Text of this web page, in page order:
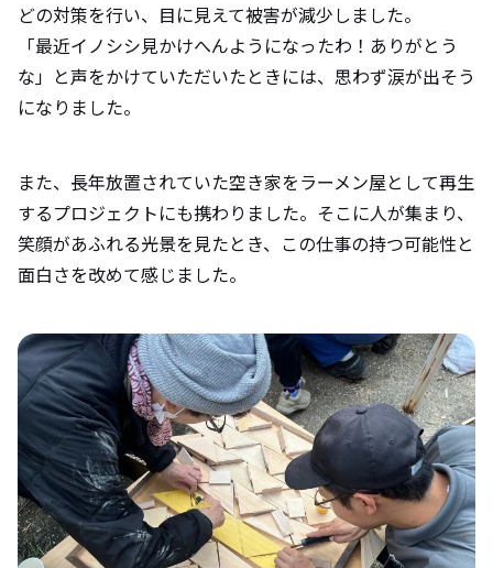
どの対策を行い、目に見えて被害が減少しました。
「最近イノシシ見かけへんようになったわ！ありがとう
な」と声をかけていただいたときには、思わず涙が出そう
になりました。
また、長年放置されていた空き家をラーメン屋として再生
するプロジェクトにも携わりました。そこに人が集まり、
笑顔があふれる光景を見たとき、この仕事の持つ可能性と
面白さを改めて感じました。